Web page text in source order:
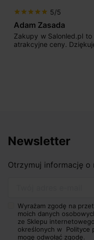
star star star star star 5/5
Adam Zasada
Zakupy w Salonled.pl
atrakcyjne ceny.
Newsletter
Otrzymuj informację
Wyrażam zgodę na
moich danych
ze Sklepu
określonych w Polityce
mogę odwołać zgodę.